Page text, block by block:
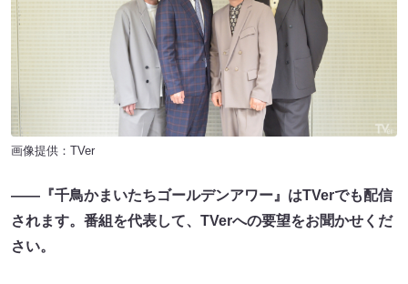
画像提供：TVer
――『千鳥かまいたちゴールデンアワー』はTVerでも配信
されます。番組を代表して、TVerへの要望をお聞かせくだ
さい。